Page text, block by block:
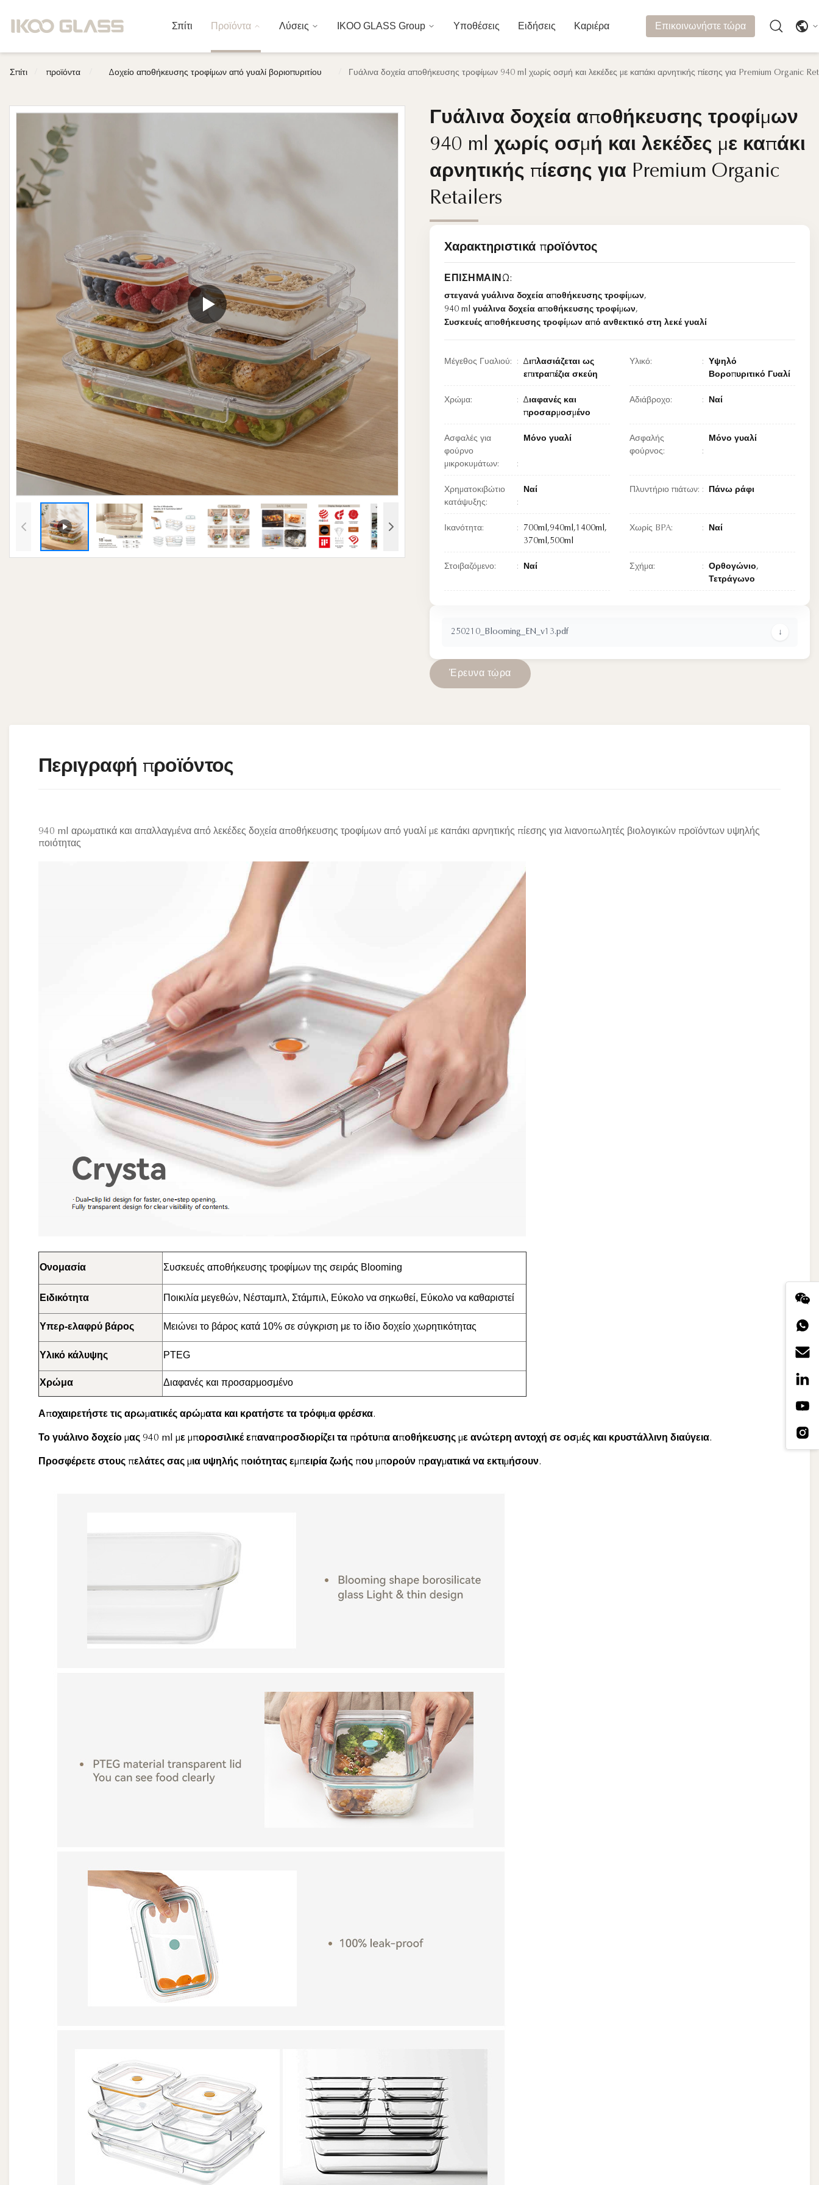
Σπίτι Προϊόντα Λύσεις IKOO GLASS Group Υποθέσεις Ειδήσεις Καριέρα Επικοινωνήστε τώρα
Σπίτι προϊόντα Δοχείο αποθήκευσης τροφίμων από γυαλί βοριοπυριτίου Γυάλινα δοχεία αποθήκευσης τροφίμων 940 ml χωρίς οσμή και λεκέδες με καπάκι αρνητικής πίεσης για Premium Organic
Γυάλινα δοχεία αποθήκευσης τροφίμων
940 ml χωρίς οσμή και λεκέδες με καπάκι
αρνητικής πίεσης για Premium Organic
Retailers
Γυάλινα δοχεία αποθήκευσης τροφίμων
940 ml χωρίς οσμή και λεκέδες με καπάκι
αρνητικής πίεσης για Premium Organic
Retailers
Χαρακτηριστικά προϊόντος
ΕΠΙΣΗΜΑΊΝΩ:
στεγανά γυάλινα δοχεία αποθήκευσης τροφίμων,
940 ml γυάλινα δοχεία αποθήκευσης τροφίμων,
Συσκευές αποθήκευσης τροφίμων από ανθεκτικό στη λεκέ γυαλί
Μέγεθος Γυαλιού:
Διπλασιάζεται ως
επιτραπέζια σκεύη
Υλικό:
Υψηλό
Βοροπυριτικό Γυαλί
Χρώμα:
Διαφανές και
προσαρμοσμένο
Αδιάβροχο: Ναί
Ασφαλές για
φούρνο
μικροκυμάτων:
Μόνο γυαλί
Ασφαλής
φούρνος:
Μόνο γυαλί
Χρηματοκιβώτιο
κατάψυξης:
Ναί Πλυντήριο πιάτων: Πάνω ράφι
Ικανότητα:
700ml,940ml,1400ml,
370ml,500ml
Χωρίς BPA: Ναί
Στοιβαζόμενο: Ναί Σχήμα:
Ορθογώνιο,
Τετράγωνο
250210_Blooming_EN_v13.pdf ↓
Έρευνα τώρα
Περιγραφή προϊόντος
940 ml αρωματικά και απαλλαγμένα από λεκέδες δοχεία αποθήκευσης τροφίμων από γυαλί με καπάκι αρνητικής πίεσης για λιανοπωλητές βιολογικών προϊόντων υψηλής
ποιότητας
Ονομασία Συσκευές αποθήκευσης τροφίμων της σειράς Blooming
Ειδικότητα Ποικιλία μεγεθών, Νέσταμπλ, Στάμπιλ, Εύκολο να σηκωθεί, Εύκολο να καθαριστεί
Υπερ-ελαφρύ βάρος Μειώνει το βάρος κατά 10% σε σύγκριση με το ίδιο δοχείο χωρητικότητας
Υλικό κάλυψης PTEG
Χρώμα Διαφανές και προσαρμοσμένο
Αποχαιρετήστε τις αρωματικές αρώματα και κρατήστε τα τρόφιμα φρέσκα.
Το γυάλινο δοχείο μας 940 ml με μποροσιλικέ επαναπροσδιορίζει τα πρότυπα αποθήκευσης με ανώτερη αντοχή σε οσμές και κρυστάλλινη διαύγεια.
Προσφέρετε στους πελάτες σας μια υψηλής ποιότητας εμπειρία ζωής που μπορούν πραγματικά να εκτιμήσουν.